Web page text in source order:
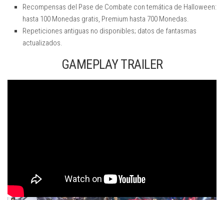
Recompensas del Pase de Combate con temática de Halloween:
hasta 100 Monedas gratis, Premium hasta 700 Monedas.
Repeticiones antiguas no disponibles; datos de fantasmas
actualizados.
GAMEPLAY TRAILER